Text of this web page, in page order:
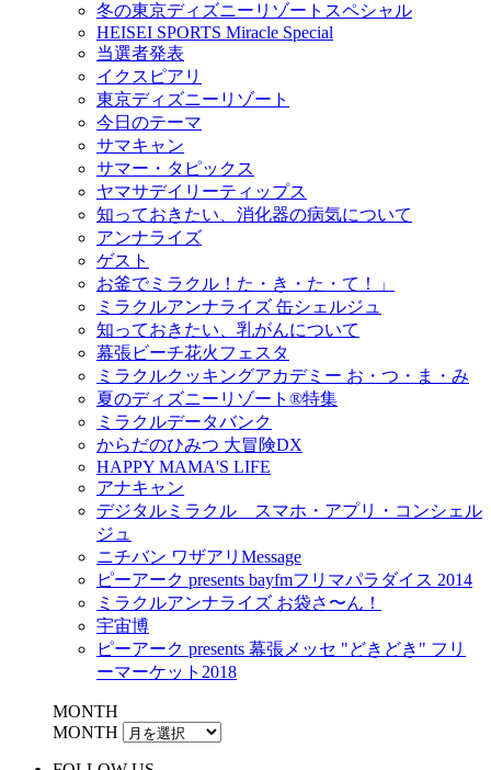
冬の東京ディズニーリゾートスペシャル
HEISEI SPORTS Miracle Special
当選者発表
イクスピアリ
東京ディズニーリゾート
今日のテーマ
サマキャン
サマー・タピックス
ヤマサデイリーティップス
知っておきたい、消化器の病気について
アンナライズ
ゲスト
お釜でミラクル！た・き・た・て！」
ミラクルアンナライズ 缶シェルジュ
知っておきたい、乳がんについて
幕張ビーチ花火フェスタ
ミラクルクッキングアカデミー お・つ・ま・み
夏のディズニーリゾート®特集
ミラクルデータバンク
からだのひみつ 大冒険DX
HAPPY MAMA'S LIFE
アナキャン
デジタルミラクル スマホ・アプリ・コンシェル
ジュ
ニチバン ワザアリMessage
ピーアーク presents bayfmフリマパラダイス 2014
ミラクルアンナライズ お袋さ〜ん！
宇宙博
ピーアーク presents 幕張メッセ "どきどき" フリ
ーマーケット2018
MONTH
MONTH